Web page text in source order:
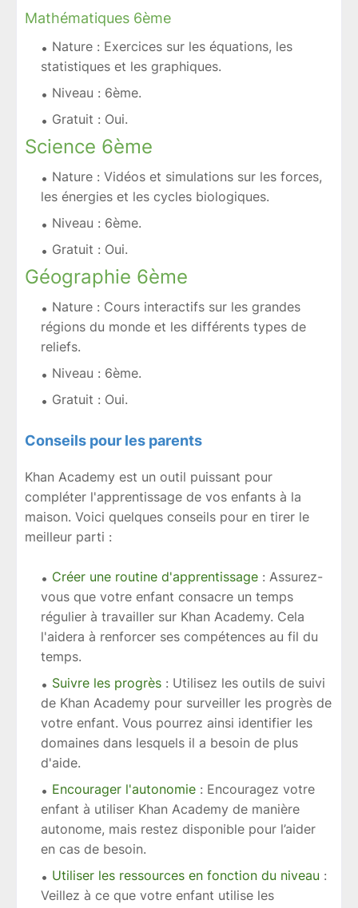
Mathématiques 6ème
Nature : Exercices sur les équations, les
statistiques et les graphiques.
Niveau : 6ème.
Gratuit : Oui.
Science 6ème
Nature : Vidéos et simulations sur les forces,
les énergies et les cycles biologiques.
Niveau : 6ème.
Gratuit : Oui.
Géographie 6ème
Nature : Cours interactifs sur les grandes
régions du monde et les différents types de
reliefs.
Niveau : 6ème.
Gratuit : Oui.
Conseils pour les parents
Khan Academy est un outil puissant pour
compléter l'apprentissage de vos enfants à la
maison. Voici quelques conseils pour en tirer le
meilleur parti :
Créer une routine d'apprentissage : Assurez-
vous que votre enfant consacre un temps
régulier à travailler sur Khan Academy. Cela
l'aidera à renforcer ses compétences au fil du
temps.
Suivre les progrès : Utilisez les outils de suivi
de Khan Academy pour surveiller les progrès de
votre enfant. Vous pourrez ainsi identifier les
domaines dans lesquels il a besoin de plus
d'aide.
Encourager l'autonomie : Encouragez votre
enfant à utiliser Khan Academy de manière
autonome, mais restez disponible pour l’aider
en cas de besoin.
Utiliser les ressources en fonction du niveau :
Veillez à ce que votre enfant utilise les